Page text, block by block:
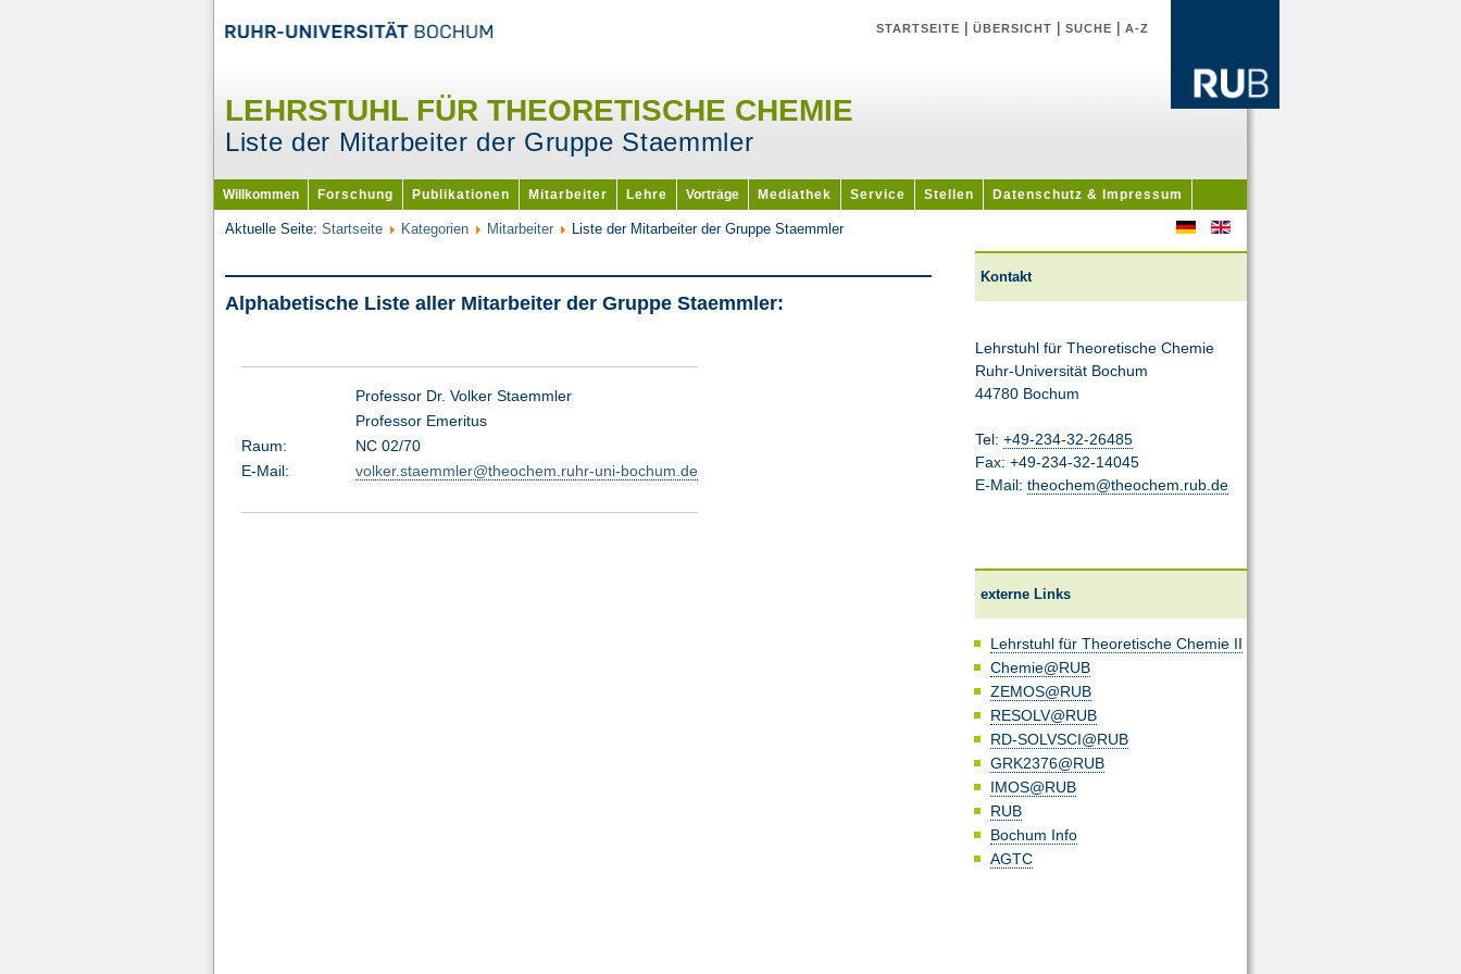
STARTSEITE | ÜBERSICHT | SUCHE | A-Z
LEHRSTUHL FÜR THEORETISCHE CHEMIE
Liste der Mitarbeiter der Gruppe Staemmler
Willkommen Forschung Publikationen Mitarbeiter Lehre Vorträge Mediathek Service Stellen Datenschutz & Impressum
Aktuelle Seite: Startseite Kategorien Mitarbeiter Liste der Mitarbeiter der Gruppe Staemmler
Alphabetische Liste aller Mitarbeiter der Gruppe Staemmler:
Professor Dr. Volker Staemmler
Professor Emeritus
Raum:
NC 02/70
E-Mail:
volker.staemmler@theochem.ruhr-uni-bochum.de
Kontakt
Lehrstuhl für Theoretische Chemie
Ruhr-Universität Bochum
44780 Bochum
Tel: +49-234-32-26485
Fax: +49-234-32-14045
E-Mail: theochem@theochem.rub.de
externe Links
Lehrstuhl für Theoretische Chemie II
Chemie@RUB
ZEMOS@RUB
RESOLV@RUB
RD-SOLVSCI@RUB
GRK2376@RUB
IMOS@RUB
RUB
Bochum Info
AGTC